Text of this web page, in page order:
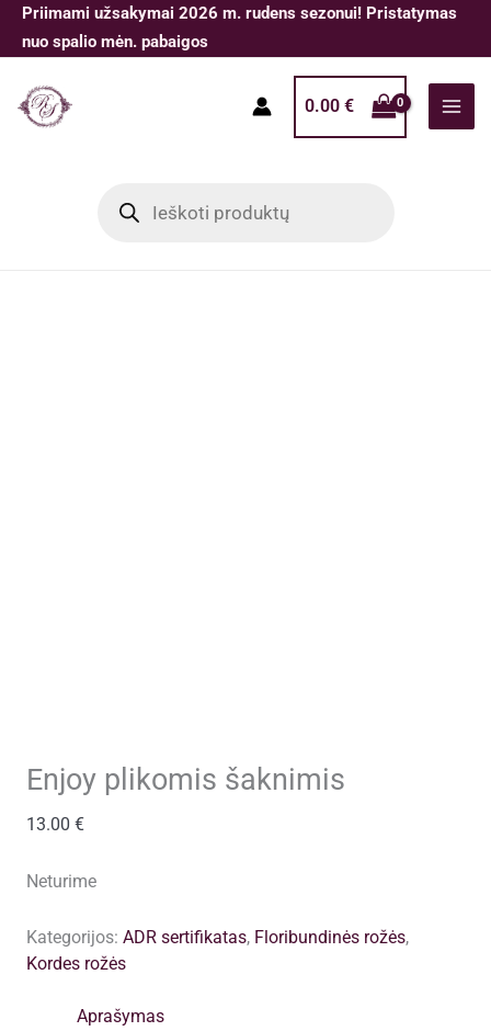
Pereiti
prie
Priimami užsakymai 2026 m. rudens sezonui! Pristatymas
nuo spalio mėn. pabaigos
0.00 €
search
Enjoy plikomis šaknimis
13.00 €
Neturime
Kategorijos: ADR sertifikatas, Floribundinės rožės,
Kordes rožės
Aprašymas